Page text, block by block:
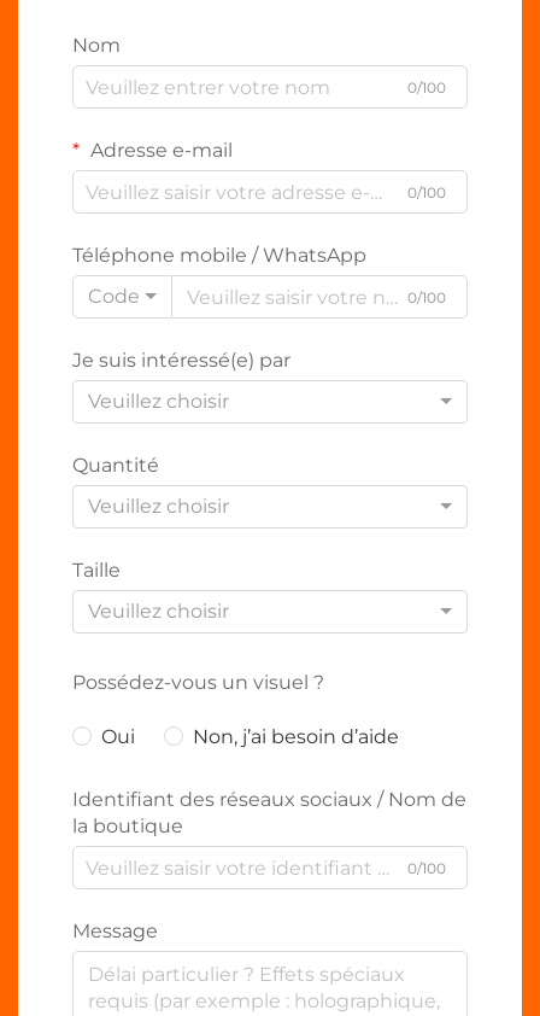
Nom
0/100
Adresse e-mail
0/100
Téléphone mobile / WhatsApp
Code
0/100
Je suis intéressé(e) par
Veuillez choisir
Quantité
Veuillez choisir
Taille
Veuillez choisir
Possédez-vous un visuel ?
Oui Non, j’ai besoin d’aide
Identifiant des réseaux sociaux / Nom de
la boutique
0/100
Message